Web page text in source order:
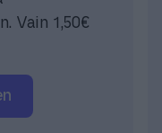
Vain 1,50€